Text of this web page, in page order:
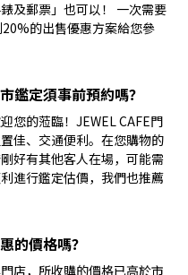
及郵票」也可以！ 一次需要
的出售優惠方案給您參
鑑定須事前預約嗎？
您的蒞臨！JEWEL CAFE門
佳、交通便利。在您購物的
好有其他客人在場，可能需
進行鑑定估價，我們也推薦
的價格嗎？
店，所收購的價格已高於市